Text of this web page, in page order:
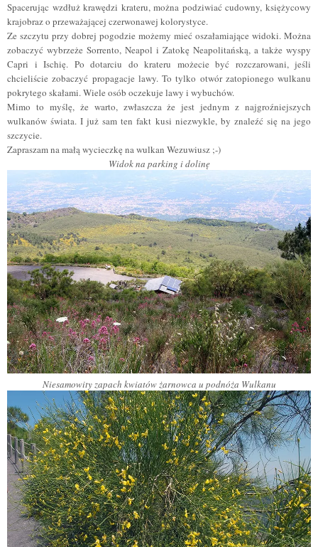
Spacerując wzdłuż krawędzi krateru, można podziwiać cudowny, księżycowy
krajobraz o przeważającej czerwonawej kolorystyce.
Ze szczytu przy dobrej pogodzie możemy mieć oszałamiające widoki. Można
zobaczyć wybrzeże Sorrento, Neapol i Zatokę Neapolitańską, a także wyspy
Capri i Ischię. Po dotarciu do krateru możecie być rozczarowani, jeśli
chcieliście zobaczyć propagacje lawy. To tylko otwór zatopionego wulkanu
pokrytego skałami. Wiele osób oczekuje lawy i wybuchów.
Mimo to myślę, że warto, zwłaszcza że jest jednym z najgroźniejszych
wulkanów świata. I już sam ten fakt kusi niezwykle, by znaleźć się na jego
szczycie.
Zapraszam na małą wycieczkę na wulkan Wezuwiusz ;-)
Widok na parking i dolinę
Niesamowity zapach kwiatów żarnowca u podnóża Wulkanu